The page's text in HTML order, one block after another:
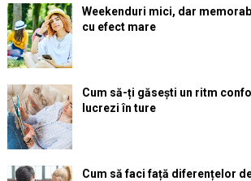
Weekenduri mici, dar
cu efect mare
Cum să-ți găsești un ritm
lucrezi în ture
Cum să faci față diferențelor